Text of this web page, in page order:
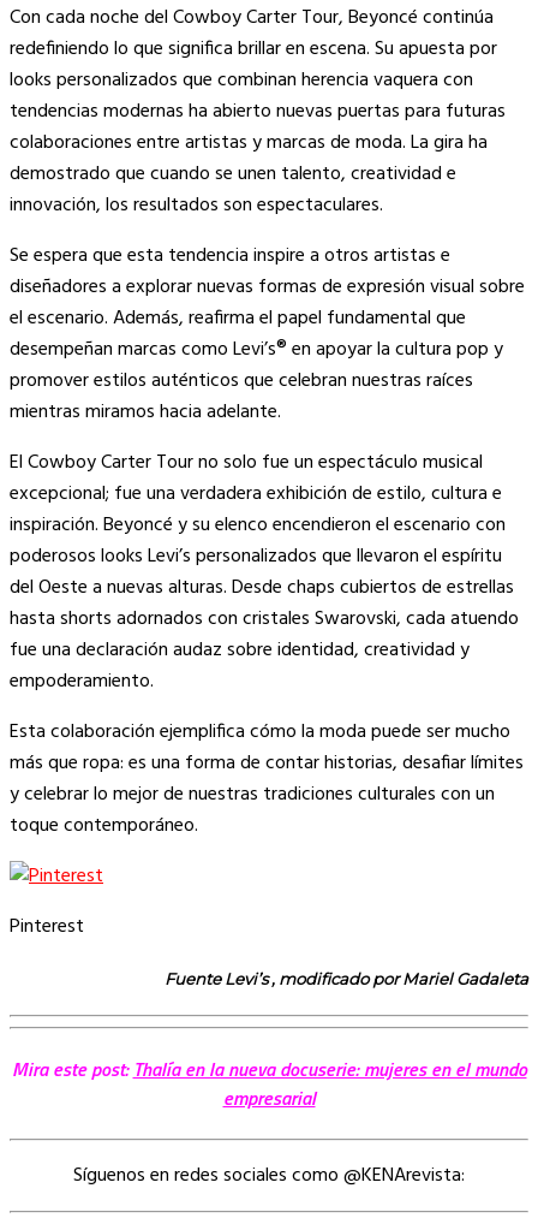
Con cada noche del Cowboy Carter Tour, Beyoncé continúa
redefiniendo lo que significa brillar en escena. Su apuesta por
looks personalizados que combinan herencia vaquera con
tendencias modernas ha abierto nuevas puertas para futuras
colaboraciones entre artistas y marcas de moda. La gira ha
demostrado que cuando se unen talento, creatividad e
innovación, los resultados son espectaculares.
Se espera que esta tendencia inspire a otros artistas e
diseñadores a explorar nuevas formas de expresión visual sobre
el escenario. Además, reafirma el papel fundamental que
desempeñan marcas como Levi’s® en apoyar la cultura pop y
promover estilos auténticos que celebran nuestras raíces
mientras miramos hacia adelante.
El Cowboy Carter Tour no solo fue un espectáculo musical
excepcional; fue una verdadera exhibición de estilo, cultura e
inspiración. Beyoncé y su elenco encendieron el escenario con
poderosos looks Levi’s personalizados que llevaron el espíritu
del Oeste a nuevas alturas. Desde chaps cubiertos de estrellas
hasta shorts adornados con cristales Swarovski, cada atuendo
fue una declaración audaz sobre identidad, creatividad y
empoderamiento.
Esta colaboración ejemplifica cómo la moda puede ser mucho
más que ropa: es una forma de contar historias, desafiar límites
y celebrar lo mejor de nuestras tradiciones culturales con un
toque contemporáneo.
Pinterest
Fuente Levi’s , modificado por Mariel Gadaleta
Mira este post: Thalía en la nueva docuserie: mujeres en el mundo
empresarial
Síguenos en redes sociales como @KENArevista: